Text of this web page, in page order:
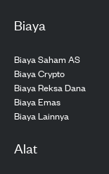
Biaya
Biaya Saham AS
Biaya Crypto
Biaya Reksa Dana
Biaya Emas
Biaya Lainnya
Alat